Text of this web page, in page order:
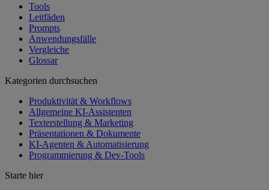
Tools
Leitfäden
Prompts
Anwendungsfälle
Vergleiche
Glossar
Kategorien durchsuchen
Produktivität & Workflows
Allgemeine KI-Assistenten
Texterstellung & Marketing
Präsentationen & Dokumente
KI-Agenten & Automatisierung
Programmierung & Dev-Tools
Starte hier